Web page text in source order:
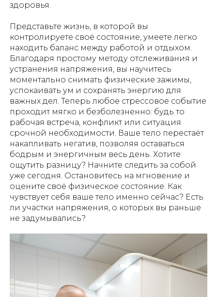
здоровья.
Представьте жизнь, в которой вы
контролируете своё состояние, умеете легко
находить баланс между работой и отдыхом.
Благодаря простому методу отслеживания и
устранения напряжения, вы научитесь
моментально снимать физические зажимы,
успокаивать ум и сохранять энергию для
важных дел. Теперь любое стрессовое событие
проходит мягко и безболезненно: будь то
рабочая встреча, конфликт или ситуация
срочной необходимости. Ваше тело перестаёт
накапливать негатив, позволяя оставаться
бодрым и энергичным весь день. Хотите
ощутить разницу? Начните следить за собой
уже сегодня. Остановитесь на мгновение и
оцените своё физическое состояние. Как
чувствует себя ваше тело именно сейчас? Есть
ли участки напряжения, о которых вы раньше
не задумывались?